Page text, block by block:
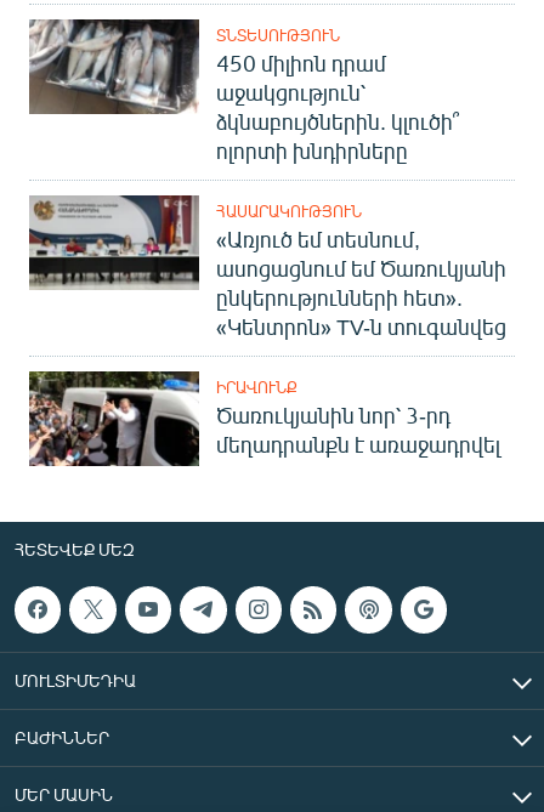
ՏՆՏԵՍՈՒԹՅՈՒՆ
450 միլիոն դրամ
աջակցություն՝
ձկնաբույծներին. կլուծի՞
ոլորտի խնդիրները
ՀԱՍԱՐԱԿՈՒԹՅՈՒՆ
«Առյուծ եմ տեսնում,
ասոցացնում եմ Ծառուկյանի
ընկերությունների հետ».
«Կենտրոն» TV-ն տուգանվեց
ԻՐԱՎՈՒՆՔ
Ծառուկյանին նոր՝ 3-րդ
մեղադրանքն է առաջադրվել
ՀԵՏԵՎԵՔ ՄԵԶ
ՄՈՒԼՏԻՄԵԴԻԱ
ԲԱԺԻՆՆԵՐ
ՄԵՐ ՄԱՍԻՆ